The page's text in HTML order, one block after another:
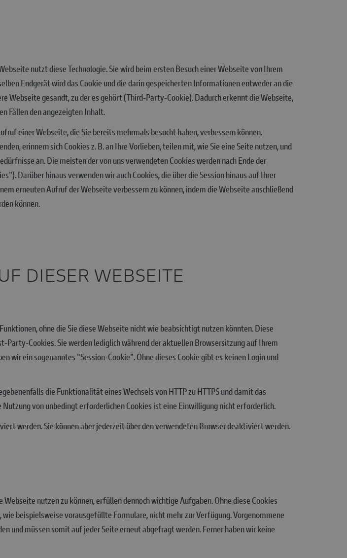
nutzt diese Technologie. Sie wird beim ersten Besuch einer Webseite von Ihrem
Endgerät wird das Cookie und die darin gespeicherten Informationen entweder an die
Webseite gesandt, zu der es gehört (Third-Party-Cookie). Dadurch erkennt die Webseite,
Fällen den angezeigten Inhalt.
einer Webseite, die Sie bereits mehrmals besucht haben, verbessern können.
erinnern sich Cookies z. B. an Ihre Vorlieben, teilen mit, wie Sie eine Seite nutzen, und
an. Die meisten der von uns verwendeten Cookies werden nach Ende der
Darüber hinaus verwenden wir auch Cookies, die über die Session hinaus auf Ihrer
erneuten Aufruf der Webseite verbessern zu können, indem die Webseite anschließend
können.
DIESER WEBSEITE
ohne die Sie diese Webseite nicht wie beabsichtigt nutzen könnten. Diese
Party-Cookies. Sie werden lediglich während der aktuellen Browsersitzung auf Ihrem
wir ein sogenanntes "Session-Cookie". Ohne dieses Cookie gibt es keinen Login und
die Funktionalität eines Wechsels von HTTP zu HTTPS und damit das
von unbedingt erforderlichen Cookies ist eine Einwilligung nicht erforderlich.
werden. Sie können aber jederzeit über den verwendeten Browser deaktiviert werden.
nutzen zu können, erfüllen dennoch wichtige Aufgaben. Ohne diese Cookies
beispielsweise vorausgefüllte Formulare, nicht mehr zur Verfügung. Vorgenommene
und müssen somit auf jeder Seite erneut abgefragt werden. Ferner haben wir keine